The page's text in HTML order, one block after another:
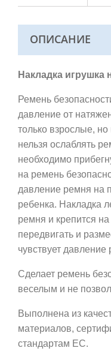
ОПИСАНИЕ
Накладка игрушка
Ремень
давление от
только взрослые,
нельзя ослаблять
необходимо
на ремень
давление ремня на
ребенка. Накладка
ремня и крепится
передвигать и
чувствует давление
Сделает ремень
веселым и не
Выполнена из
материалов,
стандартам ЕС.